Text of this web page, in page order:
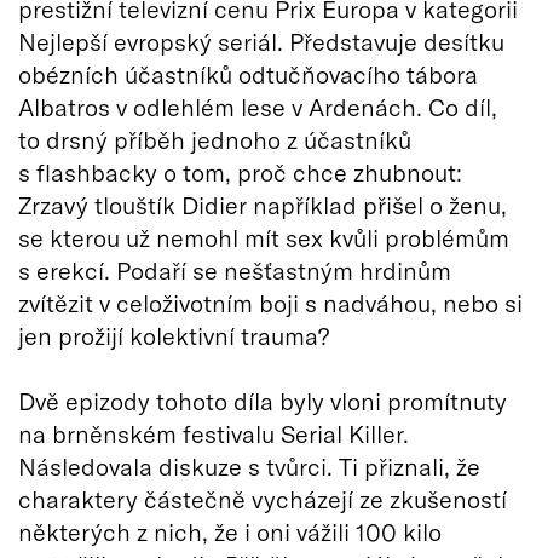
prestižní televizní cenu Prix Europa v kategorii
Nejlepší evropský seriál. Představuje desítku
obézních účastníků odtučňovacího tábora
Albatros v odlehlém lese v Ardenách. Co díl,
to drsný příběh jednoho z účastníků
s flashbacky o tom, proč chce zhubnout:
Zrzavý tlouštík Didier například přišel o ženu,
se kterou už nemohl mít sex kvůli problémům
s erekcí. Podaří se nešťastným hrdinům
zvítězit v celoživotním boji s nadváhou, nebo si
jen prožijí kolektivní trauma?
Dvě epizody tohoto díla byly vloni promítnuty
na brněnském festivalu Serial Killer.
Následovala diskuze s tvůrci. Ti přiznali, že
charaktery částečně vycházejí ze zkušeností
některých z nich, že i oni vážili 100 kilo